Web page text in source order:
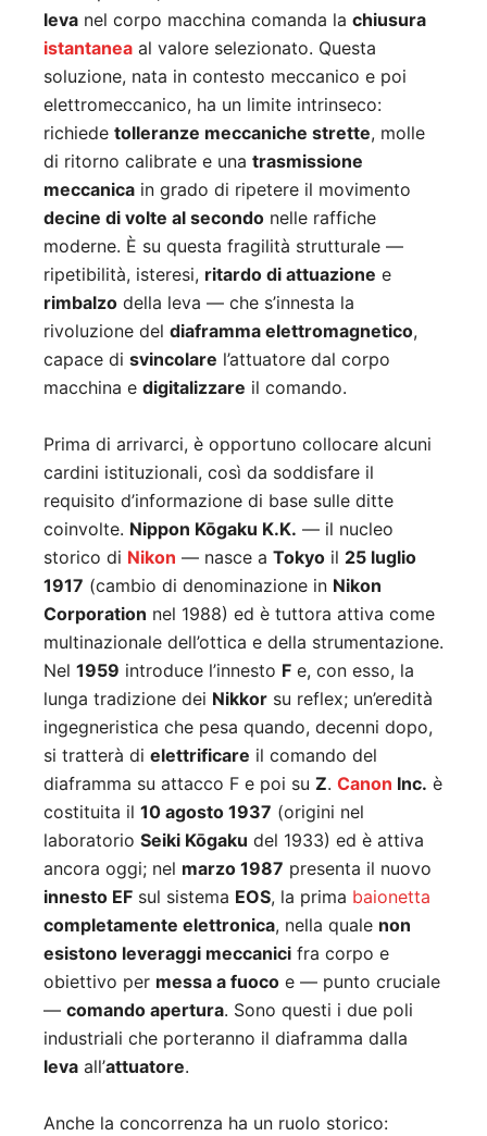
leva nel corpo macchina comanda la chiusura
istantanea al valore selezionato. Questa
soluzione, nata in contesto meccanico e poi
elettromeccanico, ha un limite intrinseco:
richiede tolleranze meccaniche strette, molle
di ritorno calibrate e una trasmissione
meccanica in grado di ripetere il movimento
decine di volte al secondo nelle raffiche
moderne. È su questa fragilità strutturale —
ripetibilità, isteresi, ritardo di attuazione e
rimbalzo della leva — che s’innesta la
rivoluzione del diaframma elettromagnetico,
capace di svincolare l’attuatore dal corpo
macchina e digitalizzare il comando.
Prima di arrivarci, è opportuno collocare alcuni
cardini istituzionali, così da soddisfare il
requisito d’informazione di base sulle ditte
coinvolte. Nippon Kōgaku K.K. — il nucleo
storico di Nikon — nasce a Tokyo il 25 luglio
1917 (cambio di denominazione in Nikon
Corporation nel 1988) ed è tuttora attiva come
multinazionale dell’ottica e della strumentazione.
Nel 1959 introduce l’innesto F e, con esso, la
lunga tradizione dei Nikkor su reflex; un’eredità
ingegneristica che pesa quando, decenni dopo,
si tratterà di elettrificare il comando del
diaframma su attacco F e poi su Z. Canon Inc. è
costituita il 10 agosto 1937 (origini nel
laboratorio Seiki Kōgaku del 1933) ed è attiva
ancora oggi; nel marzo 1987 presenta il nuovo
innesto EF sul sistema EOS, la prima baionetta
completamente elettronica, nella quale non
esistono leveraggi meccanici fra corpo e
obiettivo per messa a fuoco e — punto cruciale
— comando apertura. Sono questi i due poli
industriali che porteranno il diaframma dalla
leva all’attuatore.
Anche la concorrenza ha un ruolo storico: